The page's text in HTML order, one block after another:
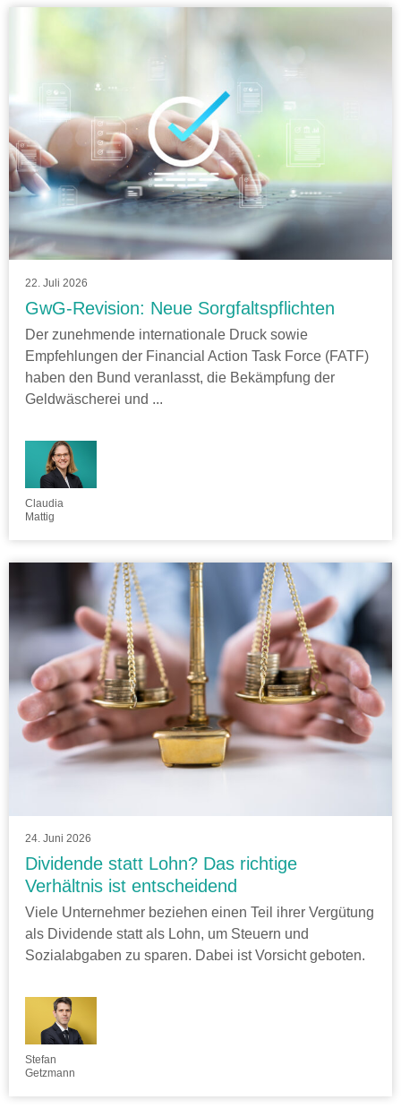
22. Juli 2026
GwG-Revision: Neue Sorgfaltspflichten
Der zunehmende internationale Druck sowie
Empfehlungen der Financial Action Task Force (FATF)
haben den Bund veranlasst, die Bekämpfung der
Geldwäscherei und ...
Claudia
Mattig
24. Juni 2026
Dividende statt Lohn? Das richtige
Verhältnis ist entscheidend
Viele Unternehmer beziehen einen Teil ihrer Vergütung
als Dividende statt als Lohn, um Steuern und
Sozialabgaben zu sparen. Dabei ist Vorsicht geboten.
Stefan
Getzmann